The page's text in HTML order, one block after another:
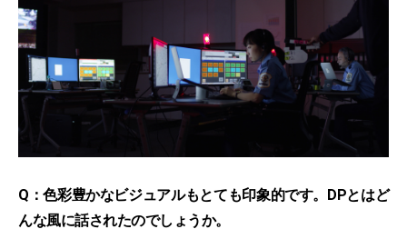
Q：色彩豊かなビジュアルもとても印象的です。DPとはど
んな風に話されたのでしょうか。